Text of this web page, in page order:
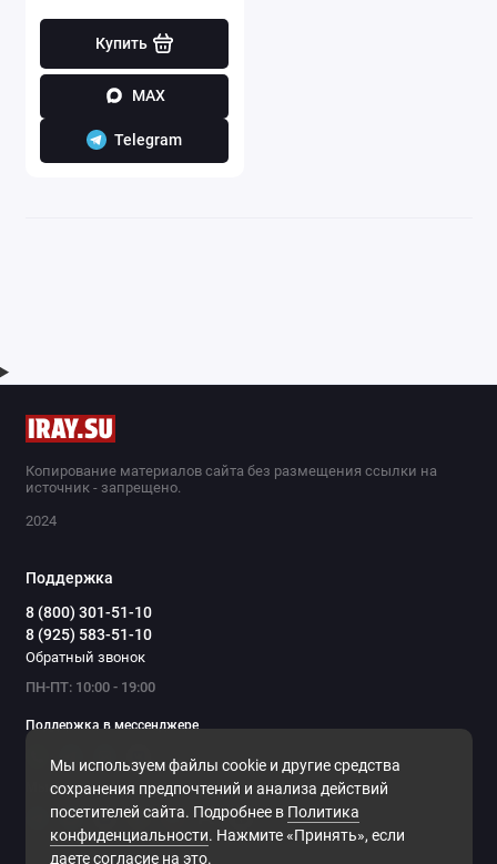
Купить
MAX
Telegram
Мы используем файлы cookie и другие средства
сохранения предпочтений и анализа действий
посетителей сайта. Подробнее в Политика
конфиденциальности. Нажмите «Принять», если
даете согласие на это.
Копирование материалов сайта без размещения ссылки на
источник - запрещено.
2024
Поддержка
8 (800) 301-51-10
8 (925) 583-51-10
Обратный звонок
ПН-ПТ: 10:00 - 19:00
Поддержка в мессенджере
Мы в сети